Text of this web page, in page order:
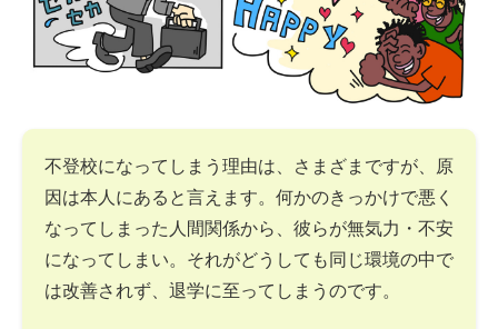
不登校になってしまう理由は、さまざまですが、原
因は本人にあると言えます。何かのきっかけで悪く
なってしまった人間関係から、彼らが無気力・不安
になってしまい。それがどうしても同じ環境の中で
は改善されず、退学に至ってしまうのです。